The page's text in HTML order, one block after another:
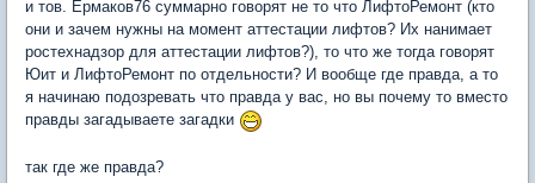
и тов. Ермаков76 суммарно говорят не то что ЛифтоРемонт (кто
они и зачем нужны на момент аттестации лифтов? Их нанимает
ростехнадзор для аттестации лифтов?), то что же тогда говорят
Юит и ЛифтоРемонт по отдельности? И вообще где правда, а то
я начинаю подозревать что правда у вас, но вы почему то вместо
правды загадываете загадки
так где же правда?